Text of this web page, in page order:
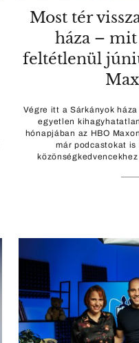
Most tér
háza –
feltétlenül
Végre itt a Sárkányok
egyetlen
hónapjában az HBO
már podcastokat